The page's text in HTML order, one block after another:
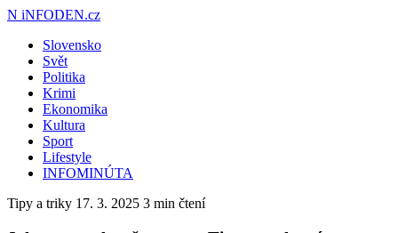
N iNFODEN.cz
Slovensko
Svět
Politika
Krimi
Ekonomika
Kultura
Sport
Lifestyle
INFOMINÚTA
Tipy a triky 17. 3. 2025 3 min čtení